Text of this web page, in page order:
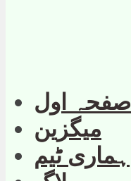
صفحہ اول
میگزین
ہماری ٹیم